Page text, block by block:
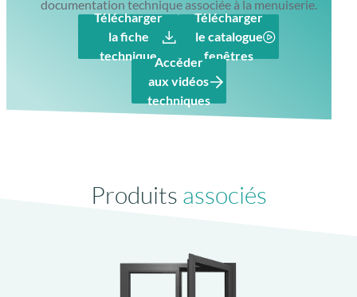
Rejet d’eau sur l’ouvrant type patrimoine
documentation technique associée à la menuiserie.
Télécharger
la fiche
technique
Télécharger
le catalogue
fenêtres
Accéder
aux vidéos
techniques
Produits associés